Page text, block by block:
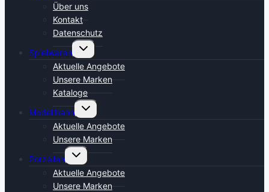
Über uns
Kontakt
Datenschutz
Spielwaren
Untermenü
umschalten
Aktuelle Angebote
Unsere Marken
Kataloge
Modellbahn
Untermenü
umschalten
Aktuelle Angebote
Unsere Marken
Porzellan
Untermenü
umschalten
Aktuelle Angebote
Unsere Marken